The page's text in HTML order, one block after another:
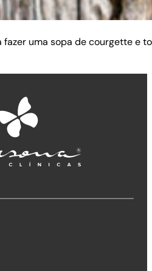
uma sopa de courgette e